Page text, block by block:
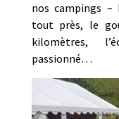
nos campings –
tout près, le
kilomètres,
passionné…